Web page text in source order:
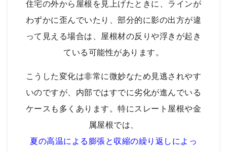
住宅の外から屋根を見上げたときに、ラインが
わずかに歪んでいたり、部分的に影の出方が違
って見える場合は、屋根材の反りや浮きが起き
ている可能性があります。
こうした変化は非常に微妙なため見逃されやす
いのですが、内部ではすでに劣化が進んでいる
ケースも多くあります。特にスレート屋根や金
属屋根では、
夏の高温による膨張と収縮の繰り返しによっ